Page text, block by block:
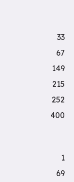
33
67
149
215
252
400
1
69